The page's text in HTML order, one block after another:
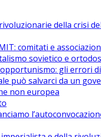
della crisi
comitati e
sovietico e
gli errori
può salvarci da un
non europea